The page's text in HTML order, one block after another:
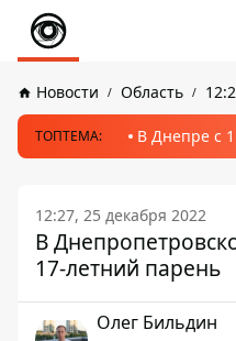
Новости Область
ТОПТЕМА: В Днепре с
12:27, 25 декабря 2022
В
17-летний парень
Олег Бильдин